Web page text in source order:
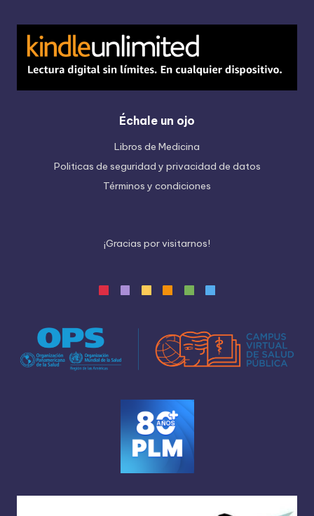
Échale un ojo
Libros de Medicina
Politicas de seguridad y privacidad de datos
Términos y condiciones
¡Gracias porvisitarnos!